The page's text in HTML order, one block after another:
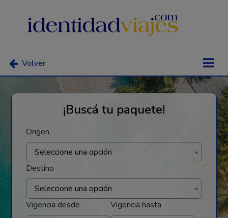
Volver
¡Buscá tu paquete!
Origen
Seleccione una opción
Destino
Seleccione una opción
Vigencia desde
Vigencia hasta